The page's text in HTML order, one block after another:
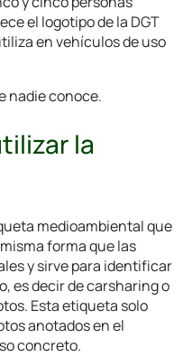
el logotipo de la DGT
en vehículos de uso
la
medioambiental que
forma que las
y sirve para identificar
es decir de carsharing o
Esta etiqueta solo
anotados en el
concreto.